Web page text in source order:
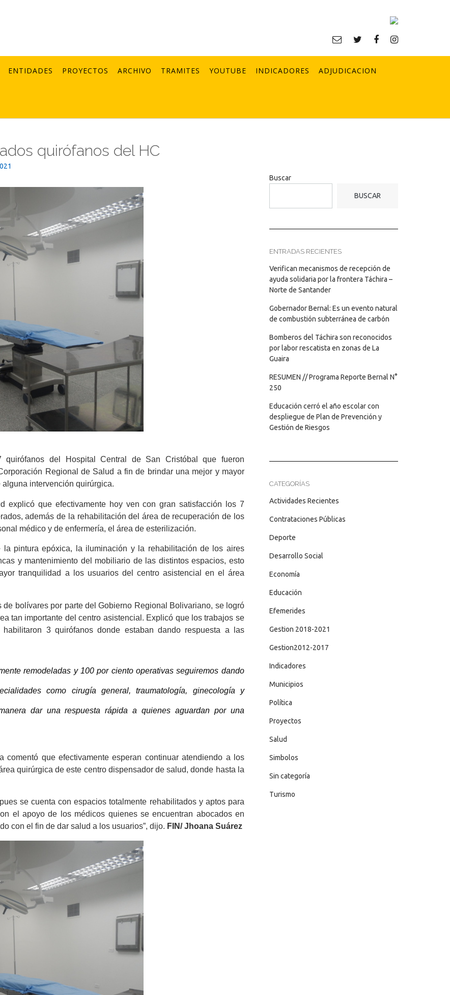
ENTIDADES PROYECTOS ARCHIVO TRAMITES YOUTUBE INDICADORES ADJUDICACION
quirófanos del HC
del Hospital Central de San Cristóbal que fueron
Regional de Salud a fin de brindar una mejor y mayor
intervención quirúrgica.
explicó que efectivamente hoy ven con gran satisfacción los 7
además de la rehabilitación del área de recuperación de los
médico y de enfermería, el área de esterilización.
la pintura epóxica, la iluminación y la rehabilitación de los aires
y mantenimiento del mobiliario de las distintos espacios, esto
tranquilidad a los usuarios del centro asistencial en el área
bolívares por parte del Gobierno Regional Bolivariano, se logró
tan importante del centro asistencial. Explicó que los trabajos se
3 quirófanos donde estaban dando respuesta a las
remodeladas y 100 por ciento operativas seguiremos dando
como cirugía general, traumatología, ginecología y
dar una respuesta rápida a quienes aguardan por una
que efectivamente esperan continuar atendiendo a los
quirúrgica de este centro dispensador de salud, donde hasta la
se cuenta con espacios totalmente rehabilitados y aptos para
el apoyo de los médicos quienes se encuentran abocados en
con el fin de dar salud a los usuarios”, dijo. FIN/ Jhoana Suárez
Buscar
BUSCAR
ENTRADAS RECIENTES
Verifican mecanismos de recepción de
ayuda solidaria por la frontera Táchira –
Norte de Santander
Gobernador Bernal: Es un evento natural
de combustión subterránea de carbón
Bomberos del Táchira son reconocidos
por labor rescatista en zonas de La
Guaira
RESUMEN // Programa Reporte Bernal N°
250
Educación cerró el año escolar con
despliegue de Plan de Prevención y
Gestión de Riesgos
CATEGORÍAS
Actividades Recientes
Contrataciones Públicas
Deporte
Desarrollo Social
Economía
Educación
Efemerides
Gestion 2018-2021
Gestion2012-2017
Indicadores
Municipios
Política
Proyectos
Salud
Simbolos
Sin categoría
Turismo